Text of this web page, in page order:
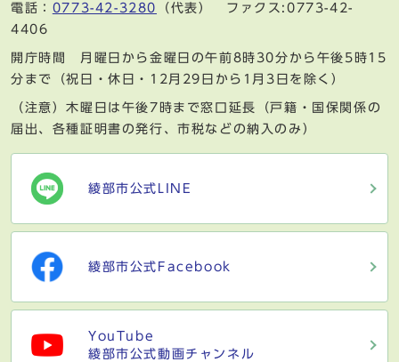
電話： 0773-42-3280
（代表） ファクス:0773-42-
4406
開庁時間 月曜日から金曜日の午前8時30分から午後5時15
分まで（祝日・休日・12月29日から1月3日を除く）
（注意）木曜日は午後7時まで窓口延長（戸籍・国保関係の
届出、各種証明書の発行、市税などの納入のみ）
綾部市公式LINE
綾部市公式Facebook
YouTube
綾部市公式動画チャンネル